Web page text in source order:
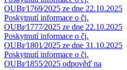
OUBr⁄1769⁄2025 ze dne 22.10.2025
Poskytnutí informace o čj.
OUBr⁄1777⁄2025 ze dne 22.10.2025
Poskytnutí informace o čj.
OUBr⁄1801⁄2025 ze dne 31.10.2025
Poskytnutí informace o čj.
OUBr⁄1855⁄2025 odpověď na